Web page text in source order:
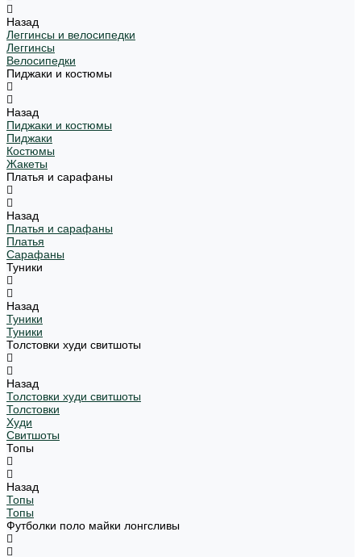
Назад
Леггинсы и велосипедки
Леггинсы
Велосипедки
Пиджаки и костюмы
Назад
Пиджаки и костюмы
Пиджаки
Костюмы
Жакеты
Платья и сарафаны
Назад
Платья и сарафаны
Платья
Сарафаны
Туники
Назад
Туники
Туники
Толстовки худи свитшоты
Назад
Толстовки худи свитшоты
Толстовки
Худи
Свитшоты
Топы
Назад
Топы
Топы
Футболки поло майки лонгсливы